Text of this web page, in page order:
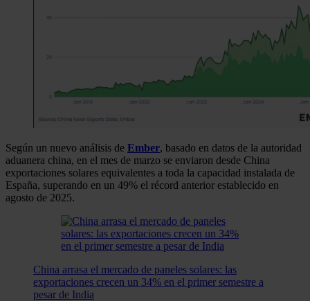
Según un nuevo análisis de Ember, basado en datos de la autoridad
aduanera china, en el mes de marzo se enviaron desde China
exportaciones solares equivalentes a toda la capacidad instalada de
España, superando en un 49% el récord anterior establecido en
agosto de 2025.
China arrasa el mercado de paneles solares: las
exportaciones crecen un 34% en el primer semestre a
pesar de India